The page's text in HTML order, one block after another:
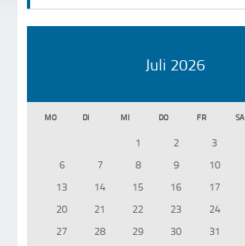
Juli 2026
MO DI MI DO FR SA
1 2 3
6
7 8 9 10
13
14 15 16 17
20
21 22 23 24
27
28 29 30 31